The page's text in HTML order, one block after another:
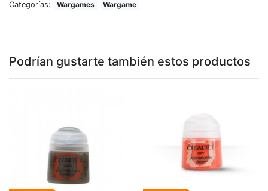
Categorías: Wargames Wargame
Podrían gustarte también estos productos